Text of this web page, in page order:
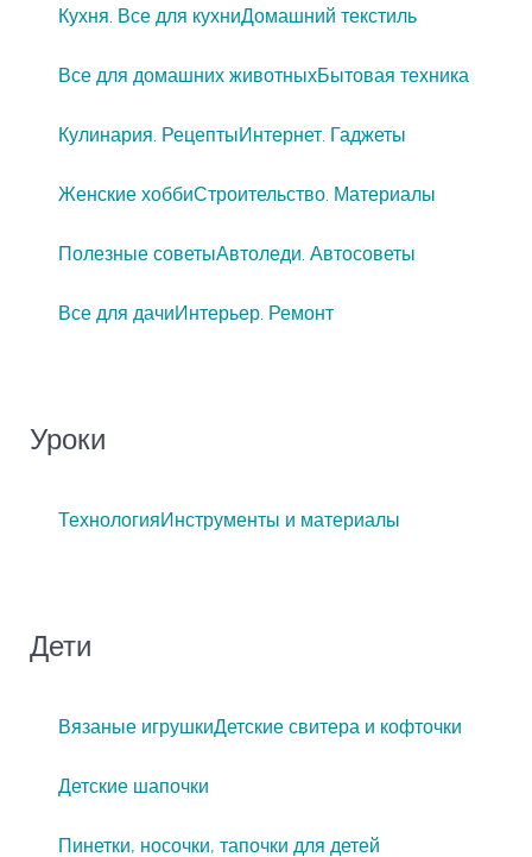
Кухня. Все для кухниДомашний текстиль
Все для домашних животныхБытовая техника
Кулинария. РецептыИнтернет. Гаджеты
Женские хоббиСтроительство. Материалы
Полезные советыАвтоледи. Автосоветы
Все для дачиИнтерьер. Ремонт
Уроки
ТехнологияИнструменты и материалы
Дети
Вязаные игрушкиДетские свитера и кофточки
Детские шапочки
Пинетки, носочки, тапочки для детей